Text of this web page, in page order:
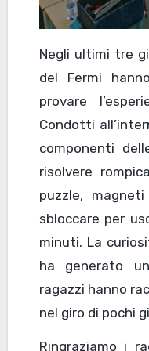
Negli ultimi tre
del Fermi
provare
Condotti
componenti
risolvere
puzzle,
sbloccare per
minuti. La
ha generato
ragazzi hanno
nel giro di pochi
Ringraziamo i